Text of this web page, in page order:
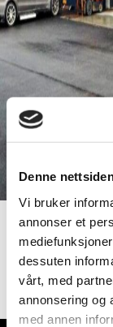
Denne
Vi bruker
annonser et
dessuten
vårt, med
annonsering og
med annen